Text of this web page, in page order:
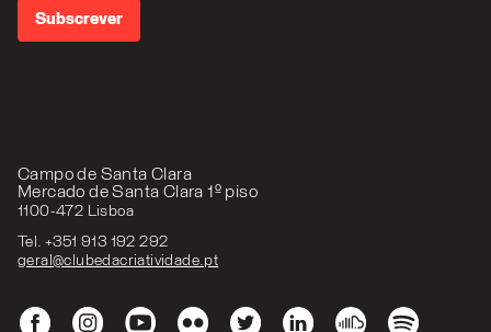
Campo de Santa Clara
Mercado de Santa Clara 1º piso
1100-472 Lisboa
Tel. +351 913 192 292
geral@clubedacriatividade.pt